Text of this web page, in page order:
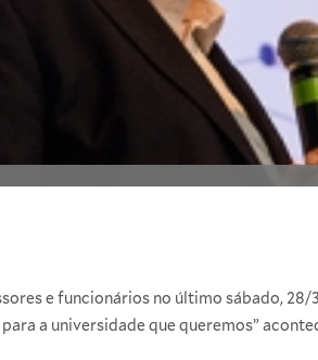
e funcionários no último sábado,
a universidade que queremos”